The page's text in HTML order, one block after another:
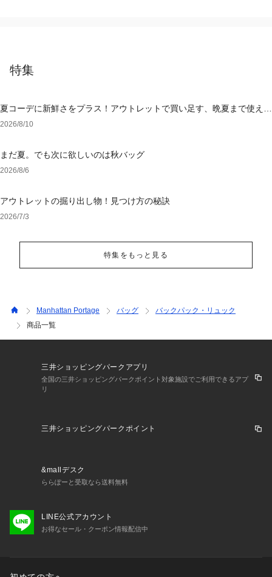
特集
夏コーデに新鮮さをプラス！アウトレットで買い足す、晩夏まで使える
アイテム
2026/8/10
まだ夏。でも次に欲しいのは秋バッグ
2026/8/6
アウトレットの掘り出し物！見つけ方の秘訣
2026/7/3
特集をもっと見る
Manhattan Portage バッグ
バックパック・リュック
商品一覧
三井ショッピングパークアプリ
全国の三井ショッピングパークポイント対象施設でご利用できるアプ
リ
三井ショッピングパークポイント
&mallデスク
ららぽーと受取なら送料無料
LINE公式アカウント
お得なセール・クーポン情報配信中